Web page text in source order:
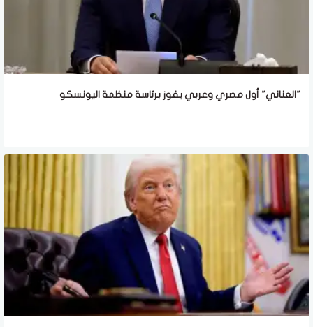
"العناني" أول مصري وعربي يفوز برئاسة منظمة اليونسكو